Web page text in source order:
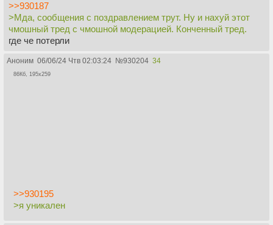
>>930187
>Мда, сообщения с поздравлением трут. Ну и нахуй этот
чмошный тред с чмошной модерацией. Конченный тред.
где че потерли
Аноним 06/06/24 Чтв 02:03:24 №930204 34
86Кб, 195x259
>>930195
>я уникален